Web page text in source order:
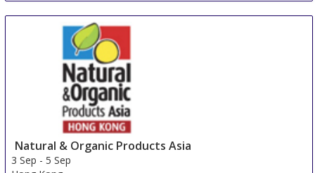
Natural & Organic Products Asia
3 Sep -5 Sep